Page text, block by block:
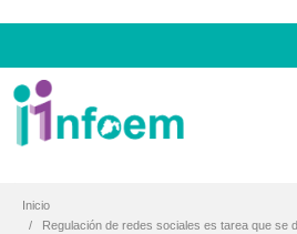
Inicio
Regulación de redes sociales es tarea que se